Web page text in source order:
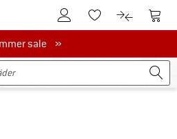
Till kundkontotTill minneslistan.
Till Till
salesale »